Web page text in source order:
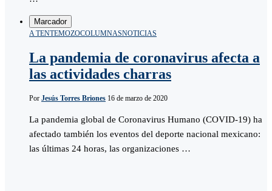
Marcador
A TENTEMOZOCOLUMNASNOTICIAS
La pandemia de coronavirus afecta a
las actividades charras
Por Jesús Torres Briones 16 de marzo de 2020
La pandemia global de Coronavirus Humano (COVID-19) ha
afectado también los eventos del deporte nacional mexicano:
las últimas 24 horas, las organizaciones …